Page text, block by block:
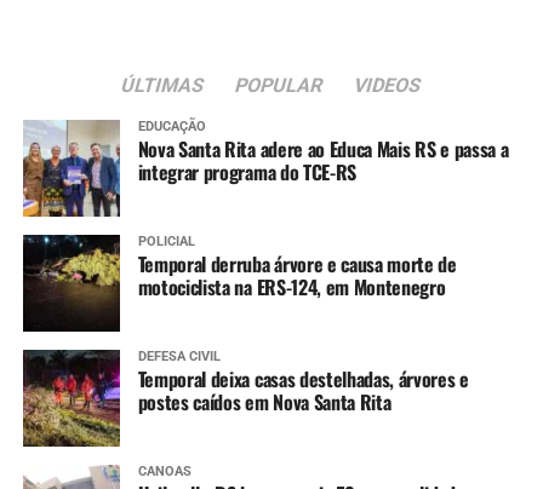
ÚLTIMAS POPULAR VIDEOS
EDUCAÇÃO
Nova Santa Rita adere ao Educa Mais RS e passa a
integrar programa do TCE-RS
POLICIAL
Temporal derruba árvore e causa morte de
motociclista na ERS-124, em Montenegro
DEFESA CIVIL
Temporal deixa casas destelhadas, árvores e
postes caídos em Nova Santa Rita
CANOAS